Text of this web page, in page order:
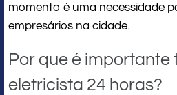
momento é uma necessidade
empresários na cidade.
Por que é importante
eletricista 24 horas?